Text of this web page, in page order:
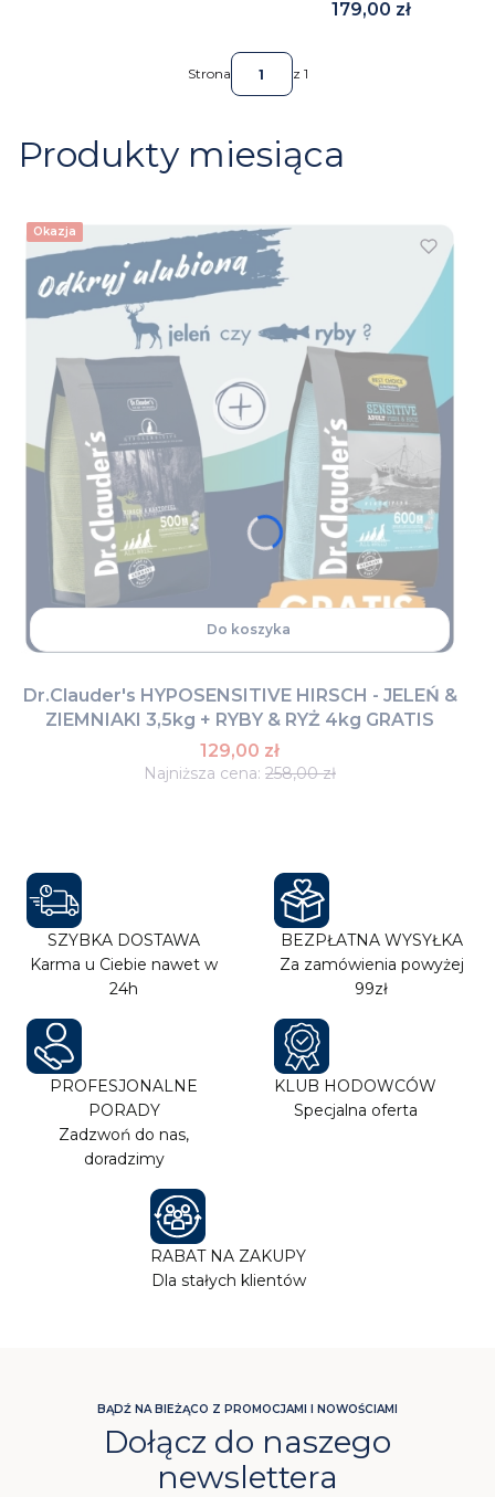
Cena
179,00 zł
Strona z 1
Produkty miesiąca
Okazja
Do koszyka
Dr.Clauder's HYPOSENSITIVE HIRSCH - JELEŃ &
ZIEMNIAKI 3,5kg + RYBY & RYŻ 4kg GRATIS
129,00 zł
Najniższa cena: 258,00 zł
SZYBKA DOSTAWA
Karma u Ciebie nawet w
24h
BEZPŁATNA WYSYŁKA
Za zamówienia powyżej
99zł
PROFESJONALNE
PORADY
Zadzwoń do nas,
doradzimy
KLUB HODOWCÓW
Specjalna oferta
RABAT NA ZAKUPY
Dla stałych klientów
BĄDŹ NA BIEŻĄCO Z PROMOCJAMI I NOWOŚCIAMI
Dołącz do naszego
newslettera